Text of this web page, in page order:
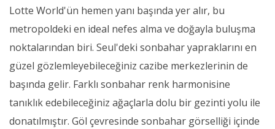
Lotte World'ün hemen yanı başında yer alır, bu
metropoldeki en ideal nefes alma ve doğayla buluşma
noktalarından biri. Seul'deki sonbahar yapraklarını en
güzel gözlemleyebileceğiniz cazibe merkezlerinin de
başında gelir. Farklı sonbahar renk harmonisine
tanıklık edebileceğiniz ağaçlarla dolu bir gezinti yolu ile
donatılmıştır. Göl çevresinde sonbahar görselliği içinde